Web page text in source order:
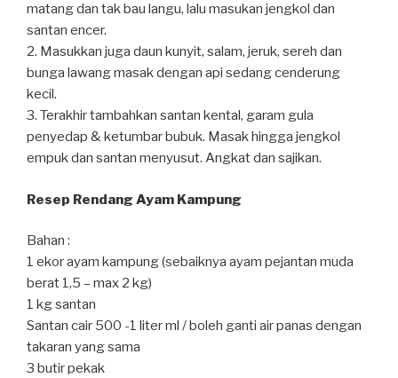
matang dan tak bau langu, lalu masukan jengkol dan
santan encer.
2. Masukkan juga daun kunyit, salam, jeruk, sereh dan
bunga lawang masak dengan api sedang cenderung
kecil.
3. Terakhir tambahkan santan kental, garam gula
penyedap & ketumbar bubuk. Masak hingga jengkol
empuk dan santan menyusut. Angkat dan sajikan.
Resep Rendang Ayam Kampung
Bahan :
1 ekor ayam kampung (sebaiknya ayam pejantan muda
berat 1,5 – max 2 kg)
1 kg santan
Santan cair 500 -1 liter ml / boleh ganti air panas dengan
takaran yang sama
3 butir pekak